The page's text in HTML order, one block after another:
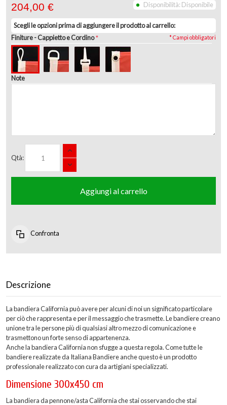
Disponibilità: Disponibile
204,00 €
Scegli le opzioni prima di aggiungere il prodotto al carrello:
Finiture- Cappietto e Cordino
Note
* Campi obbligatori
Qtà:
Aggiungi al carrello
Confronta
Descrizione
La bandiera California può avere per alcuni di noi un significato particolare
per ciò che rappresenta e per il messaggio che trasmette. Le bandiere creano
unione tra le persone più di qualsiasi altro mezzo di comunicazione e
trasmettono un forte senso di appartenenza.
Anche la bandiera California non sfugge a questa regola. Come tutte le
bandiere realizzate da Italiana Bandiere anche questo è un prodotto
professionale realizzato con cura da artigiani specializzati.
Dimensione 300x450 cm
La bandiera da pennone/asta California che stai osservando che stai